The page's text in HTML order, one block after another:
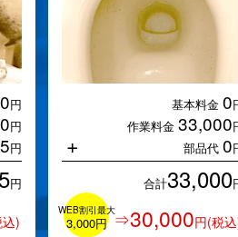
0円
円
円
円
)
基本料金 0
作業料金 33,000
部品代 0
+
合計33,000
WEB割引最大
3,000円 ⇒30,000円(税